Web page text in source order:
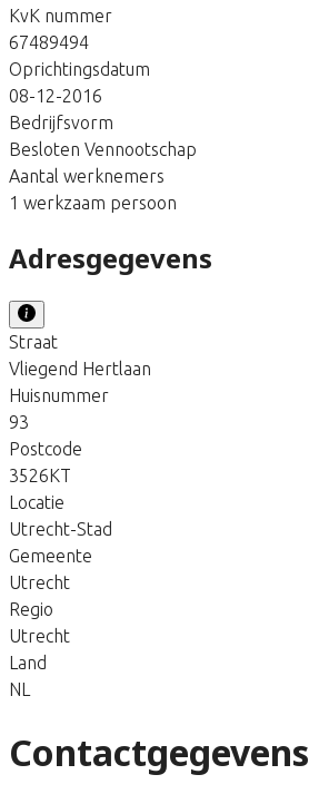
KvK nummer
67489494
Oprichtingsdatum
08-12-2016
Bedrijfsvorm
Besloten Vennootschap
Aantal werknemers
1 werkzaam persoon
Adresgegevens
Straat
Vliegend Hertlaan
Huisnummer
93
Postcode
3526KT
Locatie
Utrecht-Stad
Gemeente
Utrecht
Regio
Utrecht
Land
NL
Contactgegevens